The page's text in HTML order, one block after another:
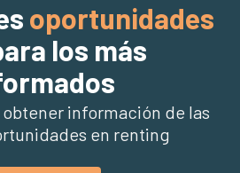
oportunidades
los más
información de las
en renting